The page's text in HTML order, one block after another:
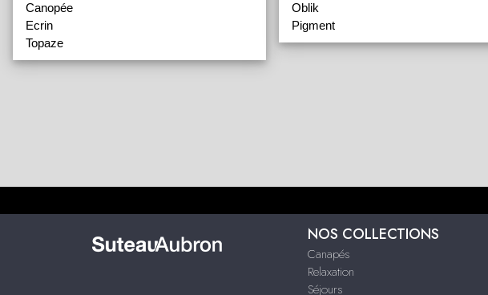
Canopée
Ecrin
Topaze
Oblik
Pigment
NOS COLLECTIONS
Canapés
Relaxation
Séjours